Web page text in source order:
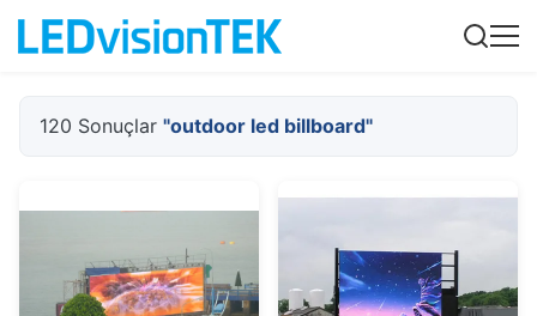
120 Sonuçlar "outdoor led billboard"